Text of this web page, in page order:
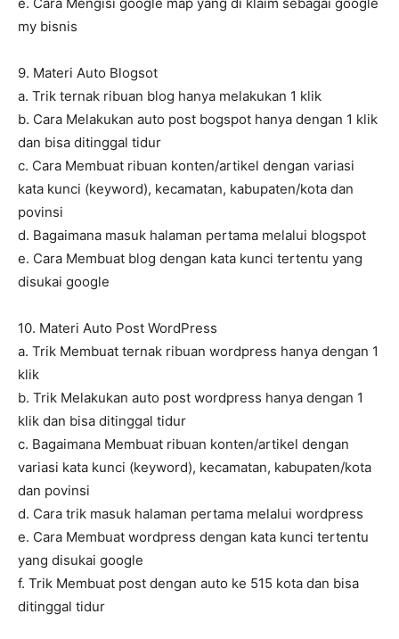
my bisnis
9. Materi Auto Blogsot
a. Trik ternak ribuan blog hanya melakukan 1 klik
b. Cara Melakukan auto post bogspot hanya dengan 1 klik
dan bisa ditinggal tidur
c. Cara Membuat ribuan konten/artikel dengan variasi
kata kunci (keyword), kecamatan, kabupaten/kota dan
povinsi
d. Bagaimana masuk halaman pertama melalui blogspot
e. Cara Membuat blog dengan kata kunci tertentu yang
disukai google
10. Materi Auto Post WordPress
a. Trik Membuat ternak ribuan wordpress hanya dengan 1
klik
b. Trik Melakukan auto post wordpress hanya dengan 1
klik dan bisa ditinggal tidur
c. Bagaimana Membuat ribuan konten/artikel dengan
variasi kata kunci (keyword), kecamatan, kabupaten/kota
dan povinsi
d. Cara trik masuk halaman pertama melalui wordpress
e. Cara Membuat wordpress dengan kata kunci tertentu
yang disukai google
f. Trik Membuat post dengan auto ke 515 kota dan bisa
ditinggal tidur